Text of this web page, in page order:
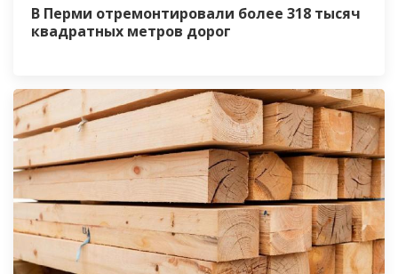
В Перми отремонтировали более 318 тысяч
квадратных метров дорог